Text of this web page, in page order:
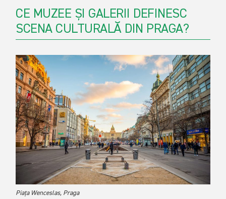
CE MUZEE ȘI GALERII DEFINESC
SCENA CULTURALĂ DIN PRAGA?
Piața Wenceslas, Praga